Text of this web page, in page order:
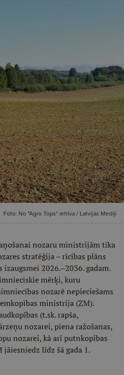
Foto: No "Agro Tops" arhīva / Latvijas Mediji
nozaru ministrijām tika
stratēģija – rīcības plāns
2026.–2036. gadam.
mērķi, kuru
nozarē nepieciešams
ministrija (ZM).
(t.sk. rapša,
nozarei, piena ražošanas,
nozarei, kā arī putnkopības
līdz šā gada 1.